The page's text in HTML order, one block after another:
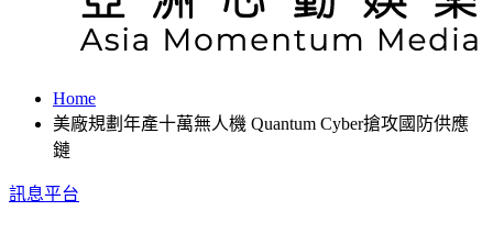
Home
美廠規劃年產十萬無人機 Quantum Cyber搶攻國防供應
鏈
訊息平台